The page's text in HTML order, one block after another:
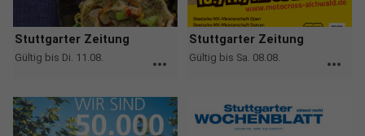
Stuttgarter Zeitung
Gültig bis Di. 11.08. more_horiz
Stuttgarter Zeitung
Gültig bis Sa. 08.08. more_horiz